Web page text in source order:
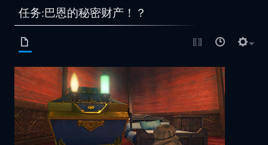
任务:巴恩的秘密财产！？